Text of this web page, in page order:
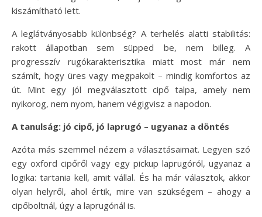
kiszámítható lett.
A leglátványosabb különbség? A terhelés alatti stabilitás:
rakott állapotban sem süpped be, nem billeg. A
progresszív rugókarakterisztika miatt most már nem
számít, hogy üres vagy megpakolt – mindig komfortos az
út. Mint egy jól megválasztott cipő talpa, amely nem
nyikorog, nem nyom, hanem végigvisz a napodon.
A tanulság: jó cipő, jó laprugó – ugyanaz a döntés
Azóta más szemmel nézem a választásaimat. Legyen szó
egy oxford cipőről vagy egy pickup laprugóról, ugyanaz a
logika: tartania kell, amit vállal. És ha már választok, akkor
olyan helyről, ahol értik, mire van szükségem – ahogy a
cipőboltnál, úgy a laprugónál is.